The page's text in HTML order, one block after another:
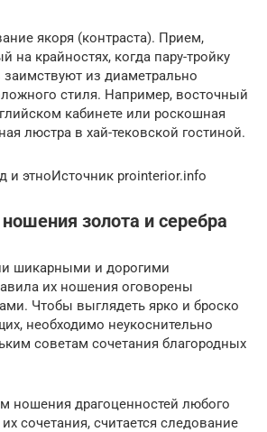
якоря (контраста). Прием,
на крайностях, когда пару-тройку
заимствуют из диаметрально
стиля. Например, восточный
кабинете или роскошная
люстра в хай-тековской гостиной.
и этноИсточник prointerior.info
золота и серебра
шикарными и дорогими
их ношения оговорены
Чтобы выглядеть ярко и броско
необходимо неукоснительно
советам сочетания благородных
ношения драгоценностей любого
сочетания, считается следование